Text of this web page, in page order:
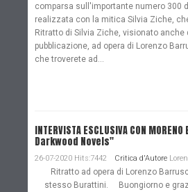
comparsa sull'importante numero 300
realizzata con la mitica Silvia Ziche,
Ritratto di Silvia Ziche, visionato
pubblicazione, ad opera di Lorenzo
che troverete ad...
INTERVISTA ESCLUSIVA CON
Darkwood Novels"
26-07-2020 Hits:7442 Critica d'Autore
Ritratto ad opera di Lorenzo
stesso Burattini. Buongiorno e